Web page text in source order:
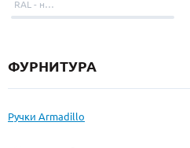
RAL - на
выбор
ФУРНИТУРА
Ручки Armadillo